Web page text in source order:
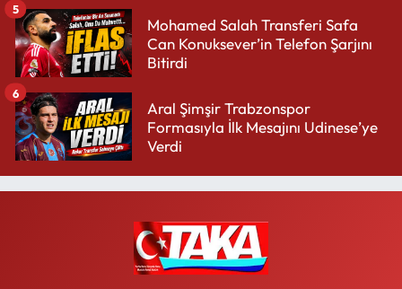
Mohamed Salah Transferi Safa
Can Konuksever’in Telefon Şarjını
Bitirdi
5
Aral Şimşir Trabzonspor
Formasıyla İlk Mesajını Udinese’ye
Verdi
6